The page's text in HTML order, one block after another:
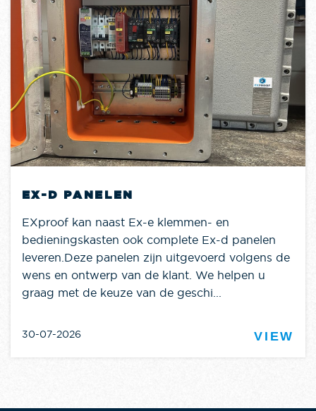
EX-D PANELEN
EXproof kan naast Ex-e klemmen- en
bedieningskasten ook complete Ex-d panelen
leveren.Deze panelen zijn uitgevoerd volgens de
wens en ontwerp van de klant. We helpen u
graag met de keuze van de geschi...
30-07-2026 VIEW